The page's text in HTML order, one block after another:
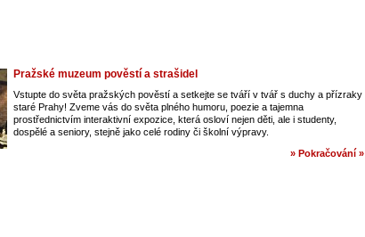
Pražské muzeum pověstí a strašidel
Vstupte do světa pražských pověstí a setkejte se tváří v tvář s duchy a přízraky
staré Prahy! Zveme vás do světa plného humoru, poezie a tajemna
prostřednictvím interaktivní expozice, která osloví nejen děti, ale i studenty,
dospělé a seniory, stejně jako celé rodiny či školní výpravy.
» Pokračování »